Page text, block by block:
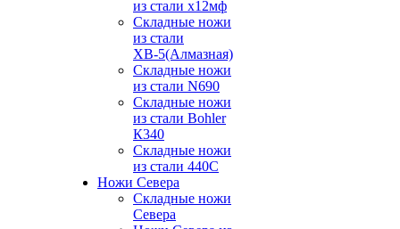
из стали х12мф
Складные ножи
из стали
ХВ-5(Алмазная)
Складные ножи
из стали N690
Складные ножи
из стали Bohler
К340
Складные ножи
из стали 440С
Ножи Севера
Складные ножи
Севера